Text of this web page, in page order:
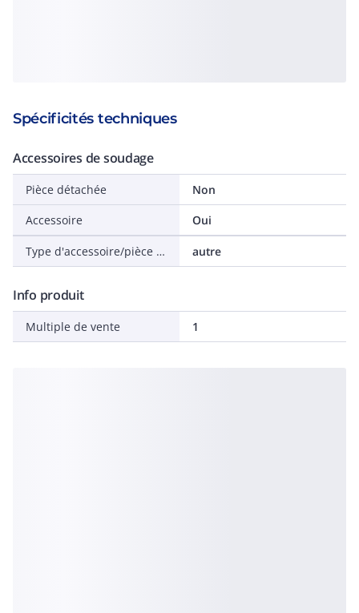
Spécificités techniques
Accessoires de soudage
Pièce détachée
Non
Accessoire
Oui
Type d'accessoire/pièce détachée autre
Info produit
Multiple de vente 1